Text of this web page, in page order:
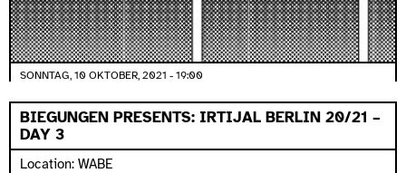
SONNTAG, 10 OKTOBER, 2021 - 19:00
BIEGUNGEN PRESENTS: IRTIJAL BERLIN 20/21 –
DAY 3
Location: WABE